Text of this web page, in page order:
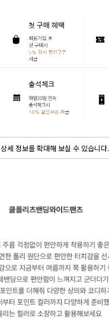
상세 정보를 확대해 보실 수 있습니다.